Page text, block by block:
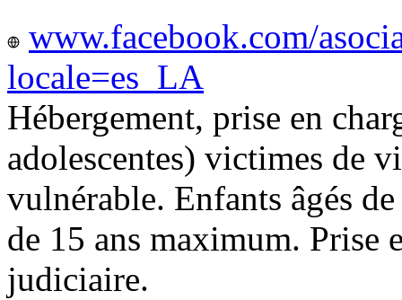
www.facebook.com/
locale=es_LA
Hébergement, prise en
adolescentes) victimes de
vulnérable. Enfants âgés
de 15 ans maximum. Prise
judiciaire.